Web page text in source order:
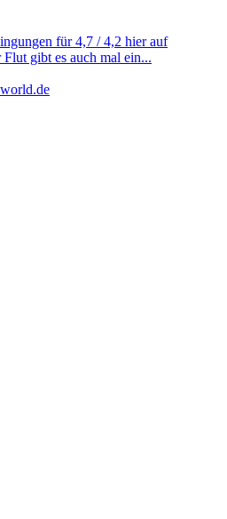
für 4,7 / 4,2 hier auf
gibt es auch mal ein...